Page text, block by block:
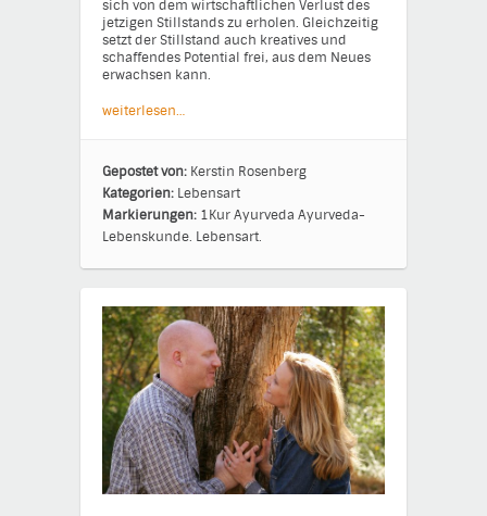
sich von dem wirtschaftlichen Verlust des
jetzigen Stillstands zu erholen. Gleichzeitig
setzt der Stillstand auch kreatives und
schaffendes Potential frei, aus dem Neues
erwachsen kann.
weiterlesen…
Gepostet von: Kerstin Rosenberg
Kategorien: Lebensart
Markierungen: 1KurAyurveda Ayurveda-
Lebenskunde. Lebensart.